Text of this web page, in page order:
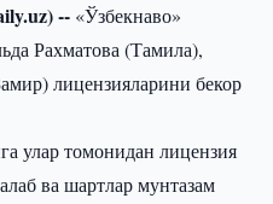
-- «Ўзбекнаво»
Рахматова (Тамила),
лицензияларини бекор
улар томонидан лицензия
ва шартлар мунтазам